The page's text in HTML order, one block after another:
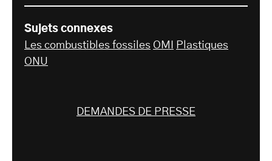
Sujets connexes
Les combustibles fossiles OMI
Plastiques
ONU
DEMANDES DE PRESSE